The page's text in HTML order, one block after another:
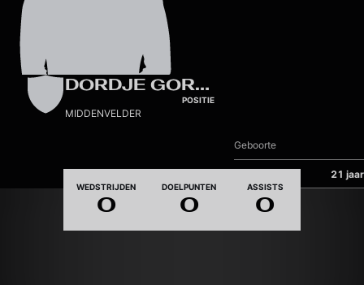
DORDJE GORDIC
POSITIE
MIDDENVELDER
Geboorte
21 jaar
WEDSTRIJDEN
0
DOELPUNTEN
0
ASSISTS
0